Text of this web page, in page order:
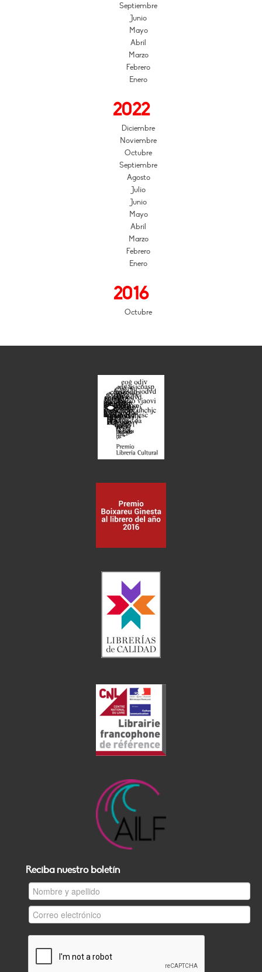
Septiembre
Junio
Mayo
Abril
Marzo
Febrero
Enero
2022
Diciembre
Noviembre
Octubre
Septiembre
Agosto
Julio
Junio
Mayo
Abril
Marzo
Febrero
Enero
2016
Octubre
Reciba nuestro boletín